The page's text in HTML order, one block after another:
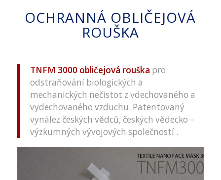
OCHRANNÁ OBLIČEJOVÁ
ROUŠKA
TNFM 3000 obličejová rouška pro
odstraňování biologických a
mechanických nečistot z vdechovaného a
vydechovaného vzduchu. Patentovaný
vynález českých vědců, českých vědecko –
výzkumných vývojových společností .